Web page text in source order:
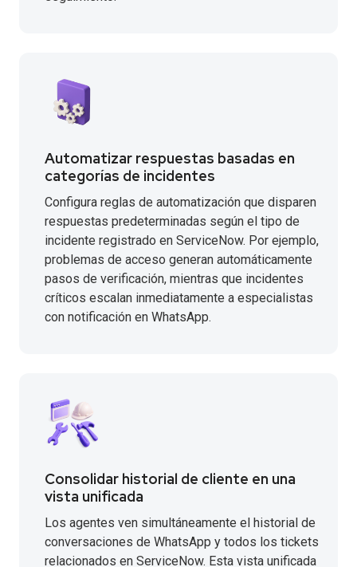
Automatizar respuestas basadas en
categorías de incidentes
Configura reglas de automatización que disparen
respuestas predeterminadas según el tipo de
incidente registrado en ServiceNow. Por ejemplo,
problemas de acceso generan automáticamente
pasos de verificación, mientras que incidentes
críticos escalan inmediatamente a especialistas
con notificación en WhatsApp.
Consolidar historial de cliente en una
vista unificada
Los agentes ven simultáneamente el historial de
conversaciones de WhatsApp y todos los tickets
relacionados en ServiceNow. Esta vista unificada